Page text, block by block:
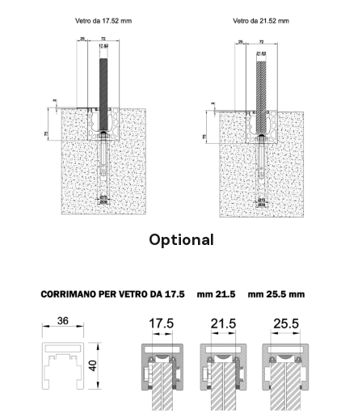
Optional